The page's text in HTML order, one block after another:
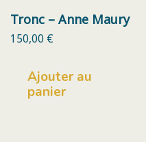
Tronc – Anne Maury
150,00 €
Ajouter au
panier